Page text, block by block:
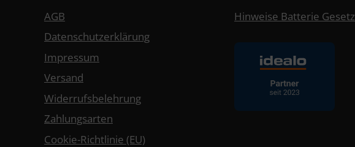
AGB
Datenschutzerklärung
Impressum
Versand
Widerrufsbelehrung
Zahlungsarten
Cookie-Richtlinie (EU)
Hinweise Batterie Gesetz